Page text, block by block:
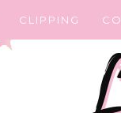
CLIPPING